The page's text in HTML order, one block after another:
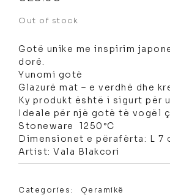
Out of stock
Gotë unike me inspirim
dorë.
Yunomi gotë
Glazurë mat – e verdhë dhe
Ky produkt është i sigurt për
Ideale për një gotë të vogël
Stoneware 1250°C
Dimensionet e përafërta: L 7
Artist: Vala Blakcori
Categories: Qeramikë